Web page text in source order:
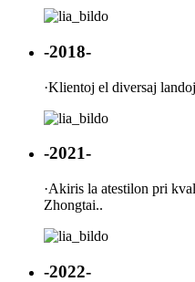
-2018-
·Klientoj el diversaj
-2021-
·Akiris la atestilon pri
Zhongtai..
-2022-